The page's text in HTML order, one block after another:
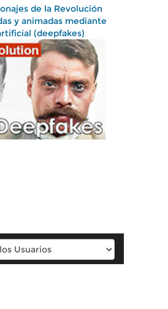
de la Revolución
y animadas mediante
(deepfakes)